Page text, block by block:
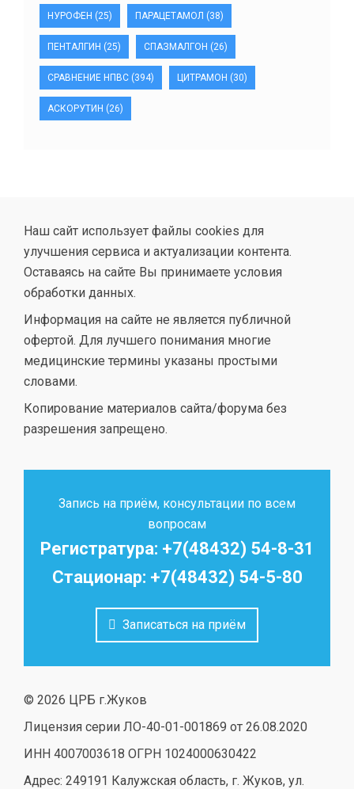
НУРОФЕН (25) ПАРАЦЕТАМОЛ (38)
ПЕНТАЛГИН (25) СПАЗМАЛГОН (26)
СРАВНЕНИЕ НПВС (394) ЦИТРАМОН (30)
АСКОРУТИН (26)
Наш сайт использует файлы cookies для
улучшения сервиса и актуализации контента.
Оставаясь на сайте Вы принимаете условия
обработки данных.
Информация на сайте не является публичной
офертой. Для лучшего понимания многие
медицинские термины указаны простыми
словами.
Копирование материалов сайта/форума без
разрешения запрещено.
Запись на приём, консультации по всем
вопросам
Регистратура: +7(48432) 54-8-31
Стационар: +7(48432) 54-5-80
Записаться на приём
© 2026 ЦРБ г.Жуков
Лицензия серии ЛО-40-01-001869 от 26.08.2020
ИНН 4007003618 ОГРН 1024000630422
Адрес: 249191 Калужская область, г. Жуков, ул.